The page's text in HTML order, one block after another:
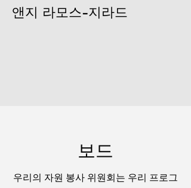
앤지 라모스-지라드
보드
우리의 자원 봉사 위원회는 우리 프로그